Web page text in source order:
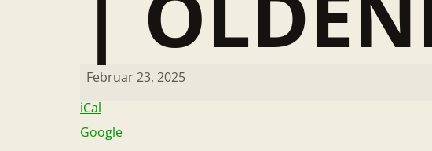
Februar 23, 2025
iCal
Google